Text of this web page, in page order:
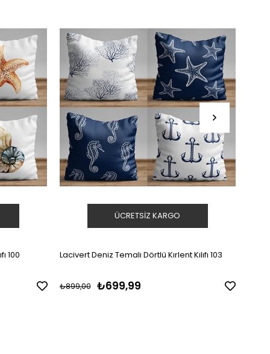
100 Lacivert Deniz Temalı Dörtlü Kırlent Kılıfı 103
₺699,99
₺899,00
ÜCRETSIZ KARGO